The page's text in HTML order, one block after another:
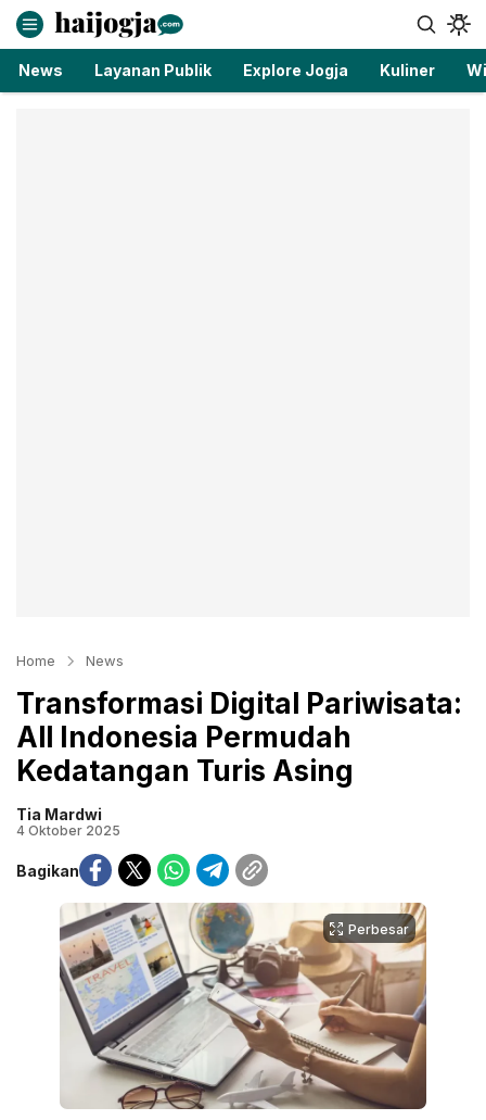
haijogja.com
Berita Jogja Terbaru dan Terkini
News Layanan Publik Explore Jogja Kuliner
Home News
Transformasi Digital Pariwisata:
All Indonesia Permudah
Kedatangan Turis Asing
Tia Mardwi
4 Oktober 2025
Bagikan
Perbesar